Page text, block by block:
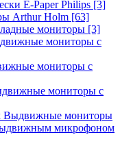
E-Paper Philips [3]
Arthur Holm [63]
мониторы [3]
мониторы с
мониторы с
мониторы с
Выдвижные мониторы
микрофоном